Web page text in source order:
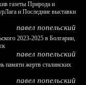
газеты Природа и
и Последние выставки
павел попельский
2023-2025 в Болгарии,
павел попельский
памяти жертв сталинских
павел попельский